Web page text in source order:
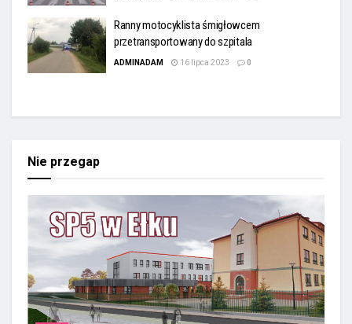
Ranny motocyklista śmigłowcem
przetransportowany do szpitala
ADMINADAM 16 lipca 2023 0
Nie przegap